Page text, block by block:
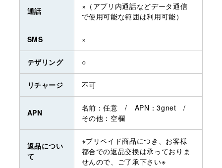
通話
×（アプリ内通話などデータ通信
で使用可能な範囲は利用可能）
SMS ×
テザリング ○
リチャージ 不可
APN
名前：任意 / APN：3gnet /
その他：空欄
返品につい
て
※プリペイド商品につき、お客様
都合での返品交換は承っておりま
せんので、ご了承下さい※